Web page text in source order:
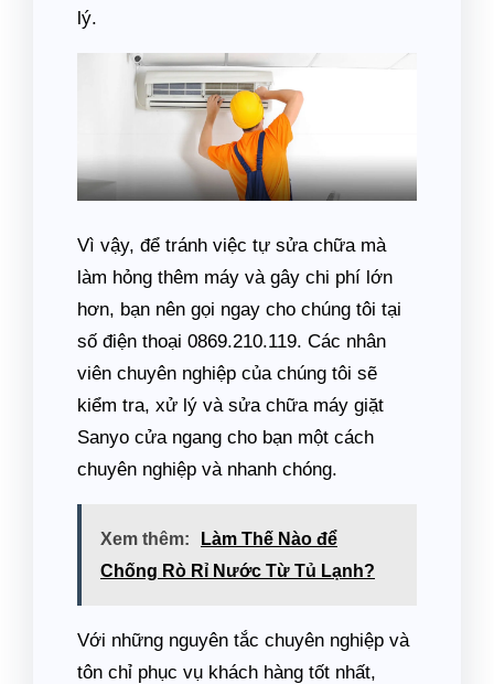
lý.
Vì vậy, để tránh việc tự sửa chữa mà
làm hỏng thêm máy và gây chi phí lớn
hơn, bạn nên gọi ngay cho chúng tôi tại
số điện thoại 0869.210.119. Các nhân
viên chuyên nghiệp của chúng tôi sẽ
kiểm tra, xử lý và sửa chữa máy giặt
Sanyo cửa ngang cho bạn một cách
chuyên nghiệp và nhanh chóng.
Xem thêm:
Làm Thế Nào để
Chống Rò Rỉ Nước Từ Tủ Lạnh?
Với những nguyên tắc chuyên nghiệp và
tôn chỉ phục vụ khách hàng tốt nhất,